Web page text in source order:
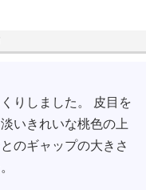
りしました。 皮目を
いきれいな桃色の上
のギャップの大きさ